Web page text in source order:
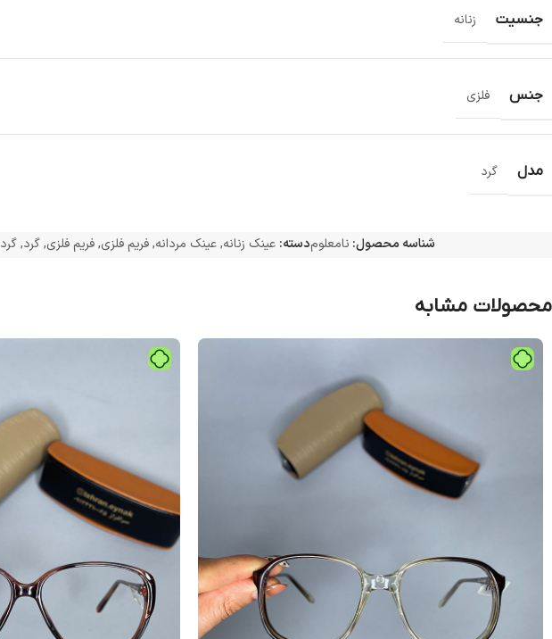
جنسیت زنانه
جنس فلزی
مدل گرد
شناسه محصول: نامعلومدسته: عینک زنانه,عینک مردانه,فریم فلزی,فریم فلزی,گرد,گرد
محصولات مشابه